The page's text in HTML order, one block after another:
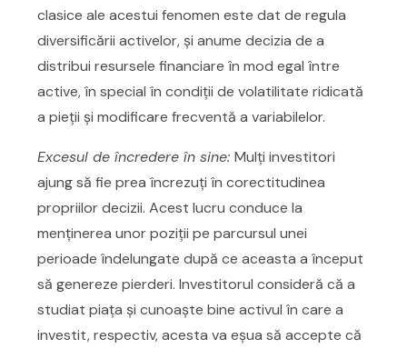
clasice ale acestui fenomen este dat de regula
diversificării activelor, și anume decizia de a
distribui resursele financiare în mod egal între
active, în special în condiții de volatilitate ridicată
a pieții și modificare frecventă a variabilelor.
Excesul de încredere în sine: Mulți investitori
ajung să fie prea încrezuţi în corectitudinea
propriilor decizii. Acest lucru conduce la
menținerea unor poziții pe parcursul unei
perioade îndelungate după ce aceasta a început
să genereze pierderi. Investitorul consideră că a
studiat piața și cunoaște bine activul în care a
investit, respectiv, acesta va eșua să accepte că